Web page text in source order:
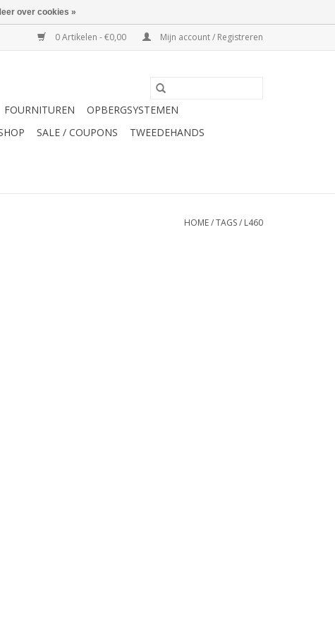
0 Artikelen - €0,00 Mijn account / Registreren
FOURNITUREN
OPBERGSYSTEMEN
SALE / COUPONS
TWEEDEHANDS
HOME/TAGS/ L460
over cookies »